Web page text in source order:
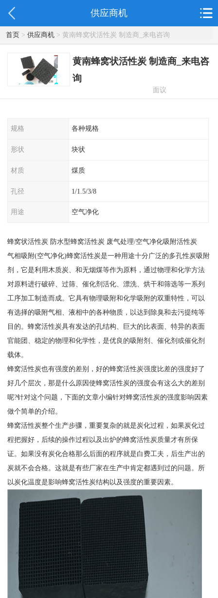
供应商机
首页> 供应商机> 黄南蜂窝状活性炭 制造商_来电咨询
黄南蜂窝状活性炭 制造商_来电咨
询
面议
规格 各种规格
形状 块状
材质 煤质
孔径 1/1.5/3/8
用途 空气净化
蜂窝状活性炭 防水型蜂窝活性炭 废气处理/空气净化吸附活性炭
气相吸附(空气净化)蜂窝活性炭是一种用途十分广泛的多孔性炭吸附
剂，它是利用木质炭、和无烟煤等作为原料，通过物理和化学方法
对原料进行破碎、过筛、催化剂活化、漂洗、烘干和筛选等一系列
工序加工制造而成。它具有物理吸附和化学吸附的双重特性，可以
有选择的吸附气相、液相中的各种物质，以达到除臭和去污提纯等
目的。蜂窝活性炭具有发达的孔结构、巨大的比表面、特异的表面
官能团、稳定的物理和化学性，是优良的吸附剂、催化剂或催化剂
载体。
蜂窝活性炭也有强度的差别，好的蜂窝活性炭强度比差的强度好了
好几个层次，那是什么原因使蜂窝活性炭的强度会有这么大的差别
呢?针对这个问题，下面的文章小编针对蜂窝活性炭的强度影响因素
做个简单的介绍。
蜂窝活性炭整个生产步骤，重要复杂的就是炭化过程，如果炭化过
程把握好，后续的操作过程以及出炉的蜂窝活性炭质量才有所保
证。如果没有炭化合格那么后面的程序就是白费工夫，后生产出的
炭就不会合格。这就是有些厂家在生产中肯定都遇到过的问题。所
以炭化温度是影响蜂窝活性炭结构以及强度的重要因素。